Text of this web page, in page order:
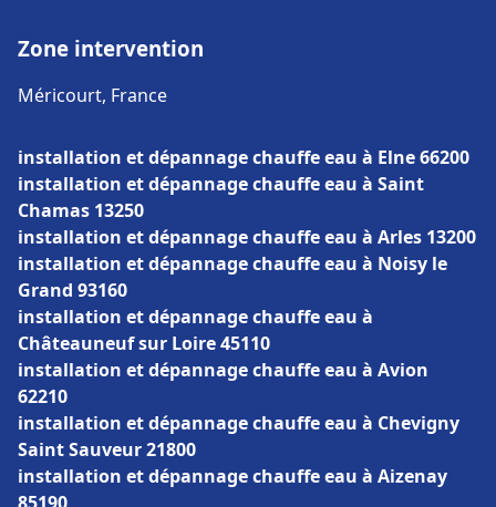
Zone intervention
Méricourt, France
installation et dépannage chauffe eau à Elne 66200
installation et dépannage chauffe eau à Saint
Chamas 13250
installation et dépannage chauffe eau à Arles 13200
installation et dépannage chauffe eau à Noisy le
Grand 93160
installation et dépannage chauffe eau à
Châteauneuf sur Loire 45110
installation et dépannage chauffe eau à Avion
62210
installation et dépannage chauffe eau à Chevigny
Saint Sauveur 21800
installation et dépannage chauffe eau à Aizenay